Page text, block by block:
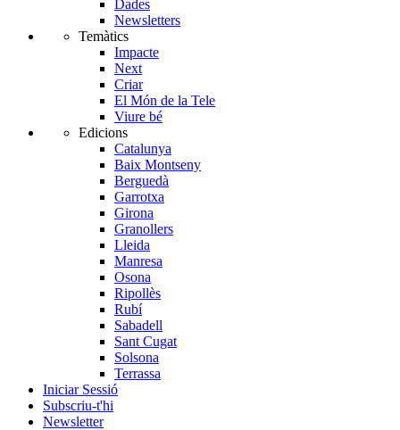
Dades
Newsletters
Temàtics
Impacte
Next
Criar
El Món de la Tele
Viure bé
Edicions
Catalunya
Baix Montseny
Berguedà
Garrotxa
Girona
Granollers
Lleida
Manresa
Osona
Ripollès
Rubí
Sabadell
Sant Cugat
Solsona
Terrassa
Iniciar Sessió
Subscriu-t'hi
Newsletter